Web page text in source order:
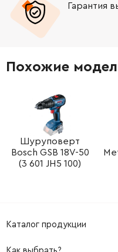
Гарантия
Похожие
Шуруповерт
Bosch GSB 18V-50
(3 601 JH5 100)
Каталог продукции